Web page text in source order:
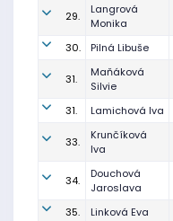
29.
Langrová
Monika
30. Pilná Libuše
31.
Maňáková
Silvie
31. Lamichová Iva
33.
Krunčíková
Iva
34.
Douchová
Jaroslava
35. Linková Eva